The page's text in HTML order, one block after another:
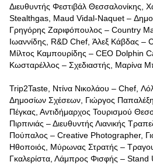
Διευθυντής Φεστιβάλ Θεσσαλονίκης,
Stealthgas, Maud Vidal-Naquet –
Γρηγόρης Ζαριφόπουλος – Country
Ιωαννίδης, R&D Chef, Άλεξ Κάβδας –
Μίλτος Καμπουρίδης – CEO Dolphin
Κωσταρέλλος – Σχεδιαστής, Μαρίνα
Trip2Taste, Ντίνα Νικολάου – Chef,
Δημοσίων Σχέσεων, Γιώργος
Πέγκας, Αντιδήμαρχος Τουρισμού
Πιρπινιάς – Διευθυντής Λιανικής
Πούπαλος – Creative Photographer,
Ηθοποιός, Μύρωνας Στρατής –
Γκαλερίστα, Λάμπρος Φισφής – Stand